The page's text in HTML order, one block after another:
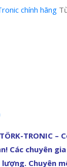
chính hãng
TRONIC
Các chuyên
lượng. Chuyên